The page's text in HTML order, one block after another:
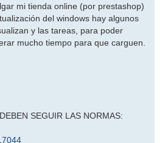
mi tienda online (por prestashop)
del windows hay algunos
y las tareas, para poder
mucho tiempo para que carguen.
SEGUIR LAS NORMAS: